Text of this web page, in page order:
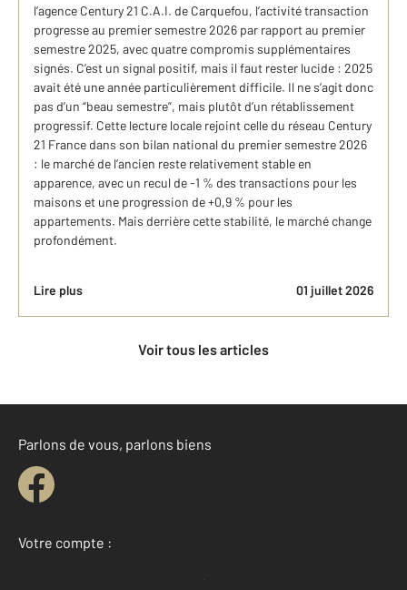
l’agence Century 21 C.A.I. de Carquefou, l’activité transaction
progresse au premier semestre 2026 par rapport au premier
semestre 2025, avec quatre compromis supplémentaires
signés. C’est un signal positif, mais il faut rester lucide : 2025
avait été une année particulièrement difficile. Il ne s’agit donc
pas d’un “beau semestre”, mais plutôt d’un rétablissement
progressif. Cette lecture locale rejoint celle du réseau Century
21 France dans son bilan national du premier semestre 2026
: le marché de l’ancien reste relativement stable en
apparence, avec un recul de -1 % des transactions pour les
maisons et une progression de +0,9 % pour les
appartements. Mais derrière cette stabilité, le marché change
profondément.
Lire plus 01 juillet 2026
Voir tous les articles
Parlons de vous, parlons biens
Votre compte :
Accéder à mon compte